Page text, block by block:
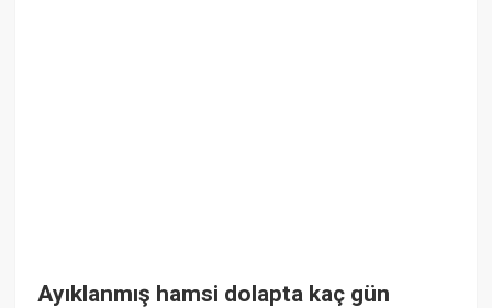
Ayıklanmış hamsi dolapta kaç gün